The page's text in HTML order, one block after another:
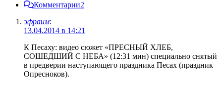
Комментарии2
эфраим:
13.04.2014 в 14:21
К Песаху: видео сюжет «ПРЕСНЫЙ ХЛЕБ,
СОШЕДШИЙ С НЕБА» (12:31 мин) специально снятый
в предверии наступающего праздника Песах (праздник
Опресноков).